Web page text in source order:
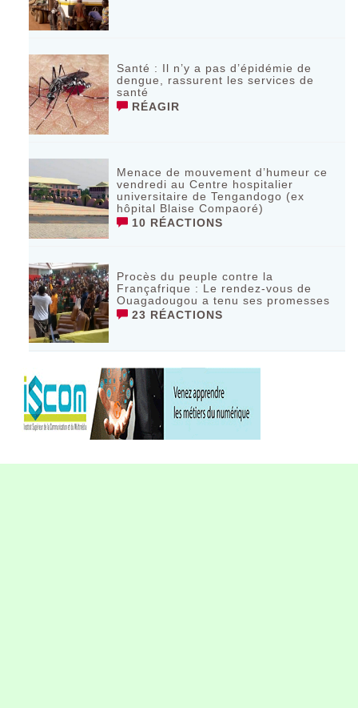
Santé : Il n’y a pas d’épidémie de
dengue, rassurent les services de
santé
RÉAGIR
Menace de mouvement d’humeur ce
vendredi au Centre hospitalier
universitaire de Tengandogo (ex
hôpital Blaise Compaoré)
10 RÉACTIONS
Procès du peuple contre la
Françafrique : Le rendez-vous de
Ouagadougou a tenu ses promesses
23 RÉACTIONS